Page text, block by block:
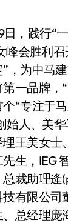
峰会胜利
，为中马
一品牌，
“专注于
始人、美
王美女士
生，IEG
裁助理逄
有限公司
总经理庞